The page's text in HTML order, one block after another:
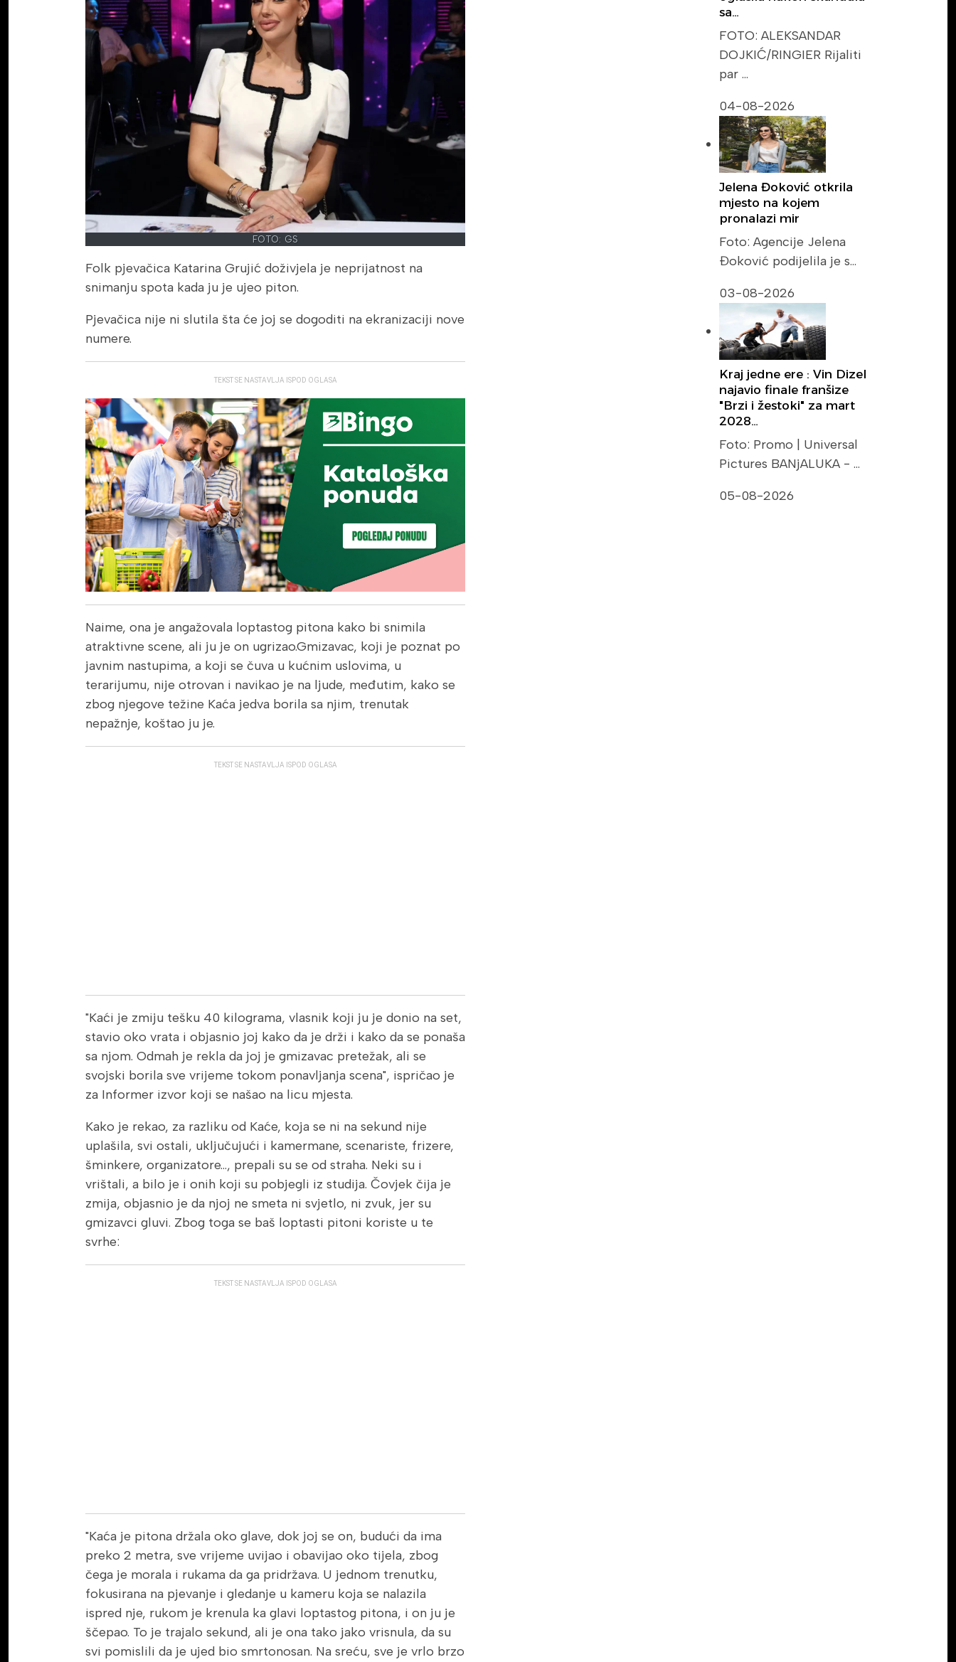
FOTO: GS
Folk pjevačica Katarina Grujić doživjela je neprijatnost na
snimanju spota kada ju je ujeo piton.
Pjevačica nije ni slutila šta će joj se dogoditi na ekranizaciji nove
numere.
TEKST SE NASTAVLJA ISPOD OGLASA
Naime, ona je angažovala loptastog pitona kako bi snimila
atraktivne scene, ali ju je on ugrizao.Gmizavac, koji je poznat po
javnim nastupima, a koji se čuva u kućnim uslovima, u
terarijumu, nije otrovan i navikao je na ljude, međutim, kako se
zbog njegove težine Kaća jedva borila sa njim, trenutak
nepažnje, koštao ju je.
TEKST SE NASTAVLJA ISPOD OGLASA
"Kaći je zmiju tešku 40 kilograma, vlasnik koji ju je donio na set,
stavio oko vrata i objasnio joj kako da je drži i kako da se ponaša
sa njom. Odmah je rekla da joj je gmizavac pretežak, ali se
svojski borila sve vrijeme tokom ponavljanja scena", ispričao je
za Informer izvor koji se našao na licu mjesta.
Kako je rekao, za razliku od Kaće, koja se ni na sekund nije
uplašila, svi ostali, uključujući i kamermane, scenariste, frizere,
šminkere, organizatore…, prepali su se od straha. Neki su i
vrištali, a bilo je i onih koji su pobjegli iz studija. Čovjek čija je
zmija, objasnio je da njoj ne smeta ni svjetlo, ni zvuk, jer su
gmizavci gluvi. Zbog toga se baš loptasti pitoni koriste u te
svrhe:
TEKST SE NASTAVLJA ISPOD OGLASA
"Kaća je pitona držala oko glave, dok joj se on, budući da ima
preko 2 metra, sve vrijeme uvijao i obavijao oko tijela, zbog
čega je morala i rukama da ga pridržava. U jednom trenutku,
fokusirana na pjevanje i gledanje u kameru koja se nalazila
ispred nje, rukom je krenula ka glavi loptastog pitona, i on ju je
ščepao. To je trajalo sekund, ali je ona tako jako vrisnula, da su
svi pomislili da je ujed bio smrtonosan. Na sreću, sve je vrlo brzo
sa…
FOTO: ALEKSANDAR
DOJKIĆ/RINGIER Rijaliti
par …
04-08-2026
Jelena Đoković otkrila
mjesto na kojem
pronalazi mir
Foto: Agencije Jelena
Đoković podijelila je s…
03-08-2026
Kraj jedne ere : Vin Dizel
najavio finale franšize
"Brzi i žestoki" za mart
2028…
Foto: Promo | Universal
Pictures BANjALUKA - …
05-08-2026